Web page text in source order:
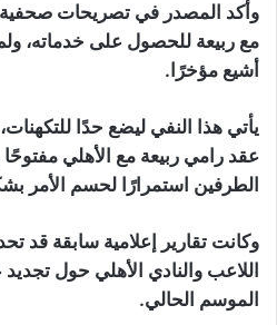
وأكد المصدر في تصريحات
مع ربيعة للحصول على خدماته،
أشيع مؤخرًا.
يأتي هذا النفي ليضع حدًا
عقد رامي ربيعة مع الأهلي
الطرفين استمرارًا لحسم الأمر
وكانت تقارير إعلامية سابقة قد
اللاعب والنادي الأهلي حول تجديد
الموسم الحالي.